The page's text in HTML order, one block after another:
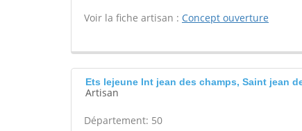
Voir la fiche artisan : Concept ouverture
Ets lejeune Int jean des champs, Saint jean
Artisan
Département: 50